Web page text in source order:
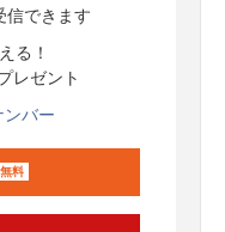
信できます
る！
レゼント
ンバー
無料